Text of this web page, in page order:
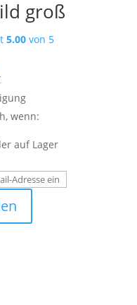
groß
5.00von 5
wenn:
auf Lager